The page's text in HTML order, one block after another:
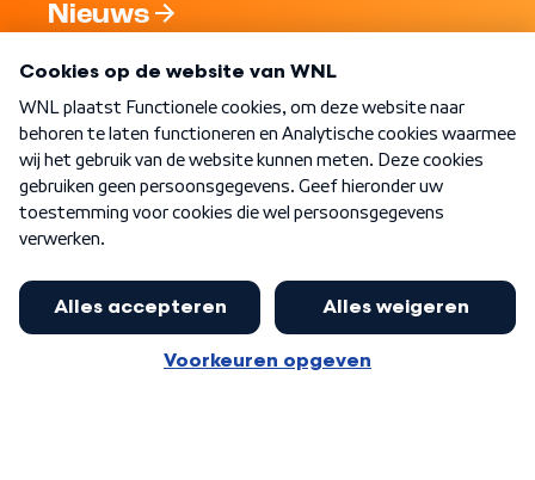
Nieuws
Nieuwsbrief
Word Lid